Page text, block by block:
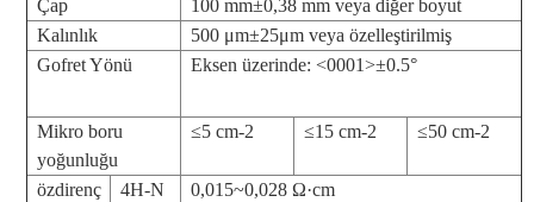
Çap
100 mm±0,38 mm veya diğer boyut
Kalınlık
500 μm±25μm veya özelleştirilmiş
Gofret Yönü
Eksen üzerinde: <0001>±0.5°
Mikro boru
yoğunluğu
≤5 cm-2 ≤15 cm-2 ≤50 cm-2
özdirenç 4H-N
0,015~0,028 Ω·cm